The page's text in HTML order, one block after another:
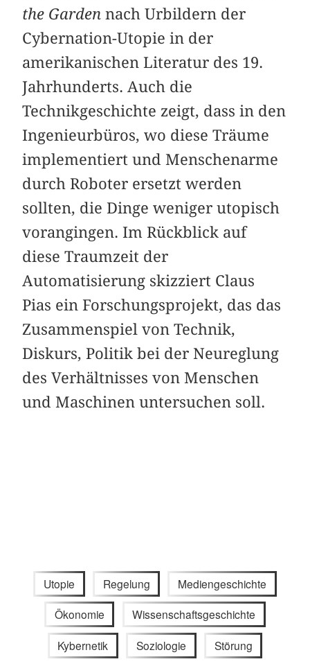
the Garden nach Urbildern der
Cybernation-Utopie in der
amerikanischen Literatur des 19.
Jahrhunderts. Auch die
Technikgeschichte zeigt, dass in den
Ingenieurbüros, wo diese Träume
implementiert und Menschenarme
durch Roboter ersetzt werden
sollten, die Dinge weniger utopisch
vorangingen. Im Rückblick auf
diese Traumzeit der
Automatisierung skizziert Claus
Pias ein Forschungsprojekt, das das
Zusammenspiel von Technik,
Diskurs, Politik bei der Neureglung
des Verhältnisses von Menschen
und Maschinen untersuchen soll.
Utopie Regelung Mediengeschichte
Ökonomie Wissenschaftsgeschichte
Kybernetik Soziologie Störung